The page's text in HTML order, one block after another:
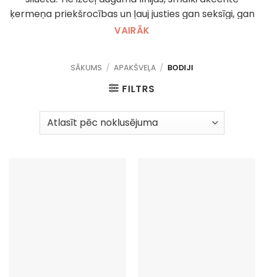
ķermeņa priekšrocības un ļauj justies gan seksīgi, gan
pārliecināti. Tie var būt gan kā apakšveļa, gan kā
Atkarībā no materiāla, piegriezuma un dizaina, bodiji
tāpēc katra sieviete var atrast to, kas atbilst viņas
stilam un noskaņojumam.
VAIRĀK
SĀKUMS / APAKŠVEĻA / BODIJI
FILTRS